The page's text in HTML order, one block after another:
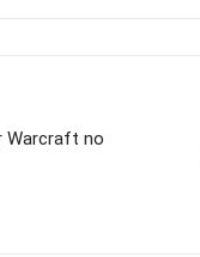
Warcraft no